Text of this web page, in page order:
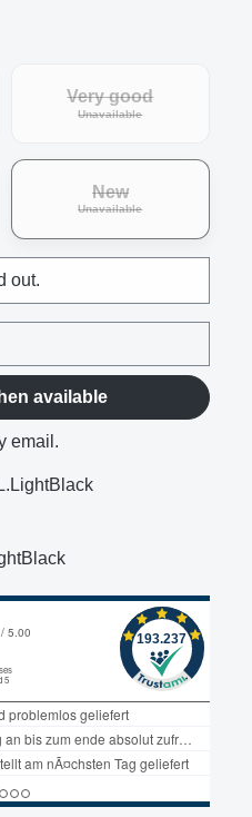
unavailable.)
Very good
Unavailable(This option is
unavailable.)
New
Unavailable(This option is
out.
available
email.